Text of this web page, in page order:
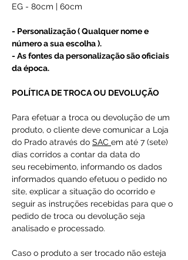
EG - 80cm | 60cm
- Personalização ( Qualquer nome e
número a sua escolha ).
- As fontes da personalização são oficiais
da época.
POLÍTICA DE TROCA OU DEVOLUÇÃO
Para efetuar a troca ou devolução de um
produto, o cliente deve comunicar a Loja
do Prado através do SAC em até 7 (sete)
dias corridos a contar da data do
seu recebimento, informando os dados
informados quando efetuou o pedido no
site, explicar a situação do ocorrido e
seguir as instruções recebidas para que o
pedido de troca ou devolução seja
analisado e processado.
Caso o produto a ser trocado não esteja